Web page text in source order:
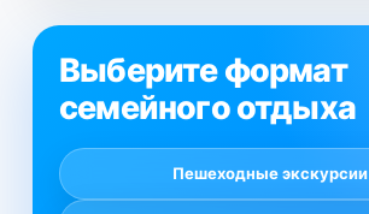
Выберите формат
семейного отдыха
Пешеходные экскурсии